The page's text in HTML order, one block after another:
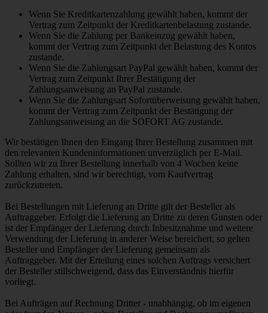
Wenn Sie Kreditkartenzahlung gewählt haben, kommt der
Vertrag zum Zeitpunkt der Kreditkartenbelastung zustande.
Wenn Sie die Zahlung per Bankeinzug gewählt haben,
kommt der Vertrag zum Zeitpunkt der Belastung des Kontos
zustande.
Wenn Sie die Zahlungsart PayPal gewählt haben, kommt der
Vertrag zum Zeitpunkt Ihrer Bestätigung der
Zahlungsanweisung an PayPal zustande.
Wenn Sie die Zahlungsart Sofortüberweisung gewählt haben,
kommt der Vertrag zum Zeitpunkt der Bestätigung der
Zahlungsanweisung an die SOFORT AG zustande.
Wir bestätigen Ihnen den Eingang Ihrer Bestellung zusammen mit
den relevanten Kundeninformationen unverzüglich per E-Mail.
Sollten wir zu Ihrer Bestellung innerhalb von 4 Wochen keine
Zahlung erhalten, sind wir berechtigt, vom Kaufvertrag
zurückzutreten.
Bei Bestellungen mit Lieferung an Dritte gilt der Besteller als
Auftraggeber. Erfolgt die Lieferung an Dritte zu deren Gunsten oder
ist der Empfänger der Lieferung durch Inbesitznahme und weitere
Verwendung der Lieferung in anderer Weise bereichert, so gelten
Besteller und Empfänger der Lieferung gemeinsam als
Auftraggeber. Mit der Erteilung eines solchen Auftrags versichert
der Besteller stillschweigend, dass das Einverständnis hierfür
vorliegt.
Bei Aufträgen auf Rechnung Dritter - unabhängig, ob im eigenen